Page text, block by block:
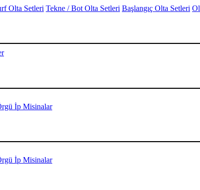
Olta Setleri Tekne / Bot Olta Setleri Başlangıç Olta Setleri
İp Misinalar
İp Misinalar